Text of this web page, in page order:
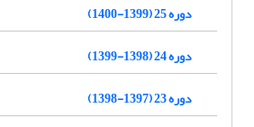
دوره 25 (1399-1400)
دوره 24 (1398-1399)
دوره 23 (1397-1398)